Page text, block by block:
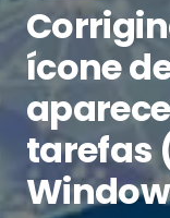
ícone
tarefas